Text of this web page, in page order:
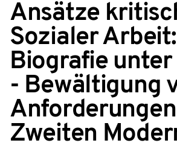
Ansätze
Sozialer Arbeit:
Biografie
- Bewältigung
Zweiten